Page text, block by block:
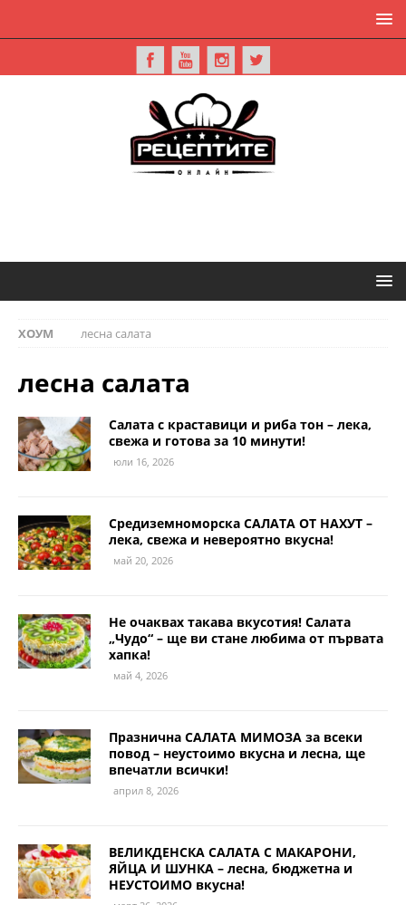
ХОУМ лесна салата
лесна салата
Салата с краставици и риба тон – лека,
свежа и готова за 10 минути!
юли 16, 2026
Средиземноморска САЛАТА ОТ НАХУТ –
лека, свежа и невероятно вкусна!
май 20, 2026
Не очаквах такава вкусотия! Салата
„Чудо“ – ще ви стане любима от първата
хапка!
май 4, 2026
Празнична САЛАТА МИМОЗА за всеки
повод – неустоимо вкусна и лесна, ще
впечатли всички!
април 8, 2026
ВЕЛИКДЕНСКА САЛАТА С МАКАРОНИ,
ЯЙЦА И ШУНКА – лесна, бюджетна и
НЕУСТОИМО вкусна!